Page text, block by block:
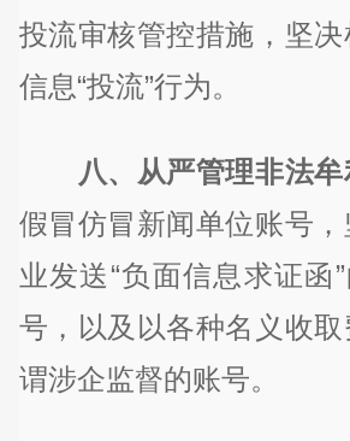
投流审核管控措施，坚
信息“投流”行为。
八、从严管理非法牟
假冒仿冒新闻单位账号
业发送“负面信息求证函
号，以及以各种名义收
谓涉企监督的账号。